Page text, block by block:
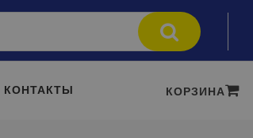
КОНТАКТЫ КОРЗИНА